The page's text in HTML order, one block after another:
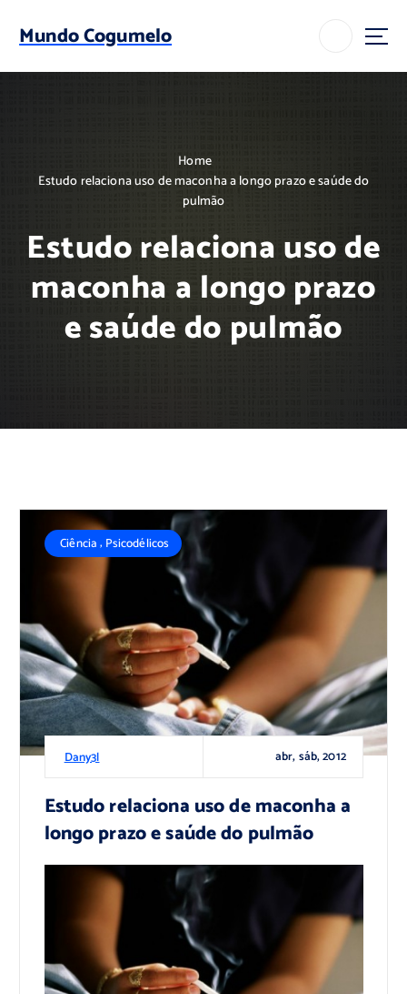
p
Mundo Cogumelo
Home
Estudo relaciona uso de maconha a longo prazo e saúde do
pulmão
Estudo relaciona uso de
maconha a longo prazo
e saúde do pulmão
Dany3l abr, sáb, 2012
Ciência, Psicodélicos
Estudo relaciona uso de maconha a
longo prazo e saúde do pulmão